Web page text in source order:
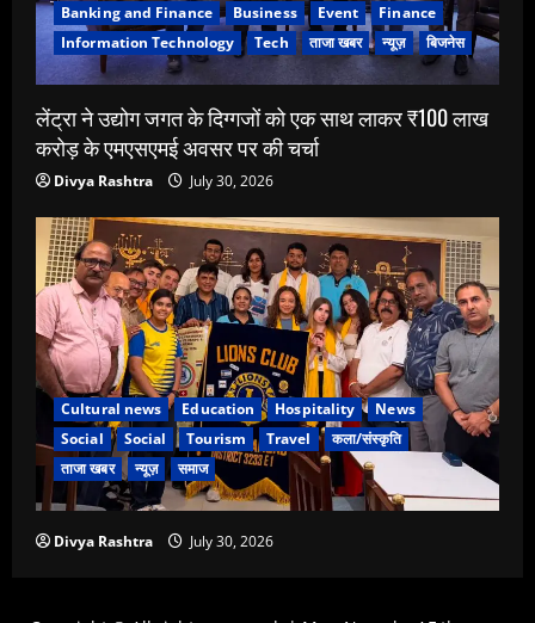
Banking and Finance Business Event
Finance
Information Technology
Tech ताजा खबर न्यूज़ बिजनेस
लेंट्रा ने उद्योग जगत के दिग्गजों को एक साथ लाकर ₹100 लाख
करोड़ के एमएसएमई अवसर पर की चर्चा
Divya Rashtra July 30, 2026
Cultural news Education Hospitality
News
Social
Social Tourism Travel
कला/संस्कृति
ताजा खबर
न्यूज़ समाज
Divya Rashtra July 30, 2026